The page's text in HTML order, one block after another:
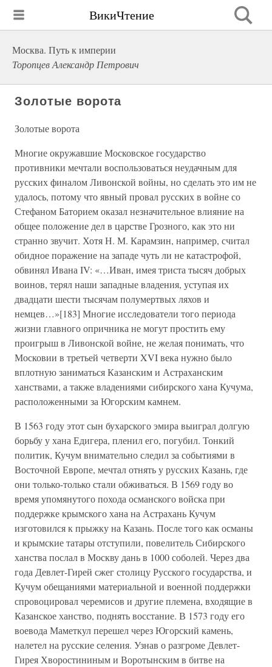
ВикиЧтение
Москва. Путь к империи
Торопцев Александр Петрович
Золотые ворота
Золотые ворота
Многие окружавшие Московское государство
противники мечтали воспользоваться неудачным для
русских финалом Ливонской войны, но сделать это им не
удалось, потому что явный провал русских в войне со
Стефаном Баторием оказал незначительное влияние на
общее положение дел в царстве Грозного, как это ни
странно звучит. Хотя Н. М. Карамзин, например, считал
обидное поражение на западе чуть ли не катастрофой,
обвинял Ивана IV: «…Иван, имея триста тысяч добрых
воинов, терял наши западные владения, уступая их
двадцати шести тысячам полумертвых ляхов и
немцев…»[183] Многие исследователи того периода
жизни главного опричника не могут простить ему
проигрыш в Ливонской войне, не желая понимать, что
Московии в третьей четверти XVI века нужно было
вплотную заниматься Казанским и Астраханским
ханствами, а также владениями сибирского хана Кучума,
расположенными за Югорским камнем.
В 1563 году этот сын бухарского эмира выиграл долгую
борьбу у хана Едигера, пленил его, погубил. Тонкий
политик, Кучум внимательно следил за событиями в
Восточной Европе, мечтал отнять у русских Казань, где
они только-только стали обживаться. В 1569 году во
время упомянутого похода османского войска при
поддержке крымского хана на Астрахань Кучум
изготовился к прыжку на Казань. После того как османы
и крымские татары отступили, повелитель Сибирского
ханства послал в Москву дань в 1000 соболей. Через два
года Девлет-Гирей сжег столицу Русского государства, и
Кучум обещаниями материальной и военной поддержки
спровоцировал черемисов и другие племена, входящие в
Казанское ханство, поднять восстание. В 1573 году его
воевода Маметкул перешел через Югорский камень,
налетел на русские селения. Узнав о разгроме Девлет-
Гирея Хворостининым и Воротынским в битве на